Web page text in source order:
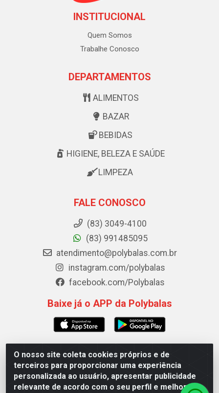
O nosso site coleta cookies próprios e de
terceiros para proporcionar uma experiência
personalizada ao usuário, apresentar publicidade
relevante de acordo com o seu perfil e melhorar a
INSTITUCIONAL
Quem Somos
Trabalhe Conosco
DEPARTAMENTOS
ALIMENTOS
BAZAR
BEBIDAS
HIGIENE, BELEZA E SAÚDE
LIMPEZA
FALE CONOSCO
(83) 3049-4100
(83) 991485095
atendimento@polybalas.com.br
instagram.com/polybalas
facebook.com/Polybalas
Baixe já o APP da Polybalas
Polybalas - Rua João Miguel de Souza, 173 Galpão B -
Ernesto Geisel, João Pessoa/PB - CEP 58.075-075 - CNPJ
00.909.327/0002-61